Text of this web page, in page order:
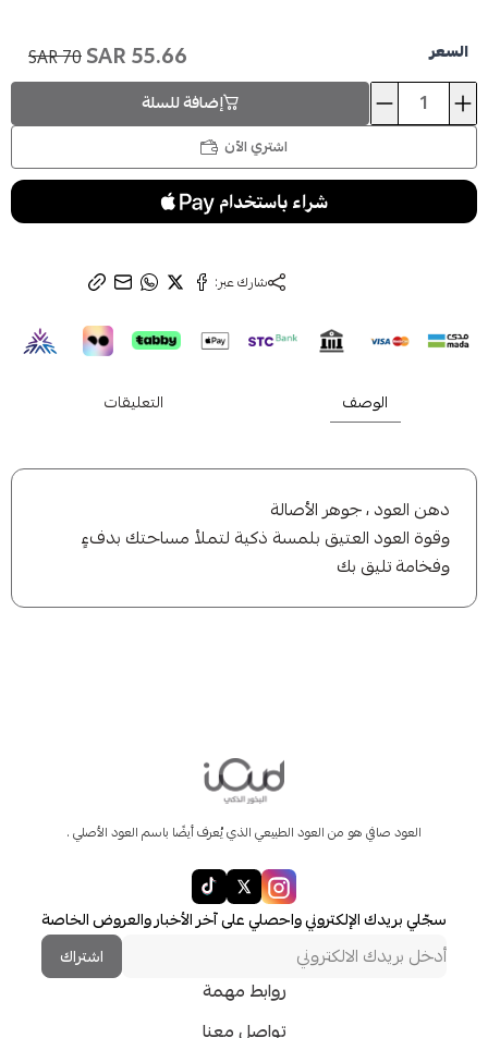
السعر 55.66 SAR
70 SAR
إضافة للسلة
اشتري الآن
شارك عبر:
الوصف التعليقات
دهن العود ، جوهر الأصالة
وقوة العود العتيق بلمسة ذكية لتملأ مساحتك بدفءٍ
وفخامة تليق بك
العود صافي هو من العود الطبيعي الذي يُعرف أيضًا باسم العود الأصلي .
سجّلي بريدك الإلكتروني واحصلي على آخر الأخبار والعروض الخاصة
اشتراك
روابط مهمة
أي منتج من تشكيلتنا الجديدة واحصل على خصم على طلبك الأول 🎁
اشتراك
لا، شكرًا